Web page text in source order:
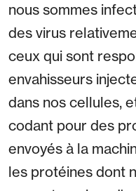
nous sommes
des virus
ceux qui sont
envahisseurs
dans nos cellules,
codant pour des
envoyés à la
les protéines dont